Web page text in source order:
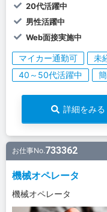
20代活躍中
男性活躍中
Web面接実施中
マイカー通勤可 未
40～50代活躍中
詳細をみる
お仕事No.733362
機械オペレータ
機械オペレータ